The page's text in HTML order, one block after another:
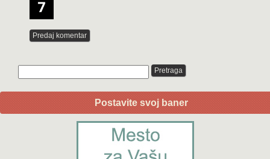
Postavite svoj baner